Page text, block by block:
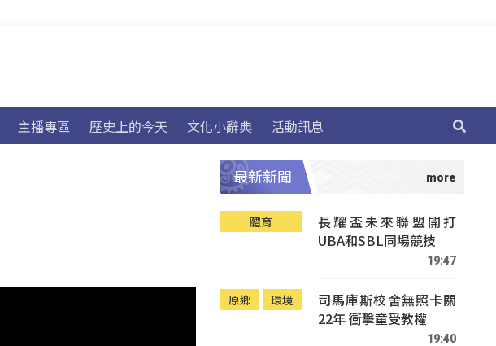
主播專區 歷史上的今天 文化小辭典 活動訊息
最新新聞
體育
長耀盃未來聯盟開打
UBA和SBL同場競技
19:47
原鄉 環境
司馬庫斯校舍無照卡關
22年 衝擊童受教權
19:40